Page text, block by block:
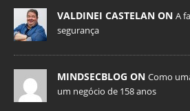
VALDINEI CASTELAN ON A
segurança
MINDSECBLOG ON Como
um negócio de 158 anos